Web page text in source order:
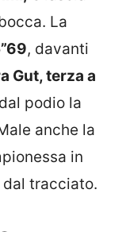
La
, davanti
Gut, terza a
podio la
anche la
in
tracciato.